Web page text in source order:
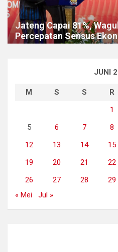
Jateng Capai 81%,
Percepatan Sensus
JUNI
M S S R
1
5
6 7 8
12
13 14 15
19
20 21 22
26
27 28 29
« Mei
Jul »